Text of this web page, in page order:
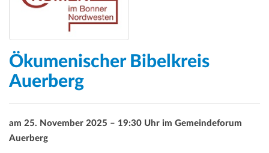
Ökumenischer Bibelkreis
Auerberg
am 25. November 2025 – 19:30 Uhr im Gemeindeforum
Auerberg